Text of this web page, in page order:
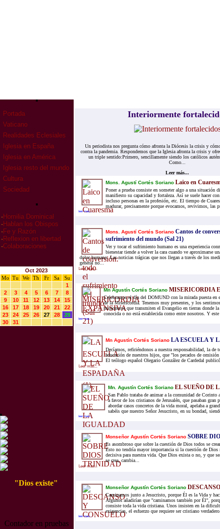
Portada
Vaticano
Realidades Eclesiales
Iglesia en España
Iglesia en América
Iglesia resto del mundo
Cultura
Sociedad
· Homilia Dominical
· Hablan los Obispos
· Fe y Razón
· Reflexion en libertad
·Colaboraciones
Oct 2023
Mo
Tu We Th Fr Sa
Su
1
2
3 4 5 6 7
8
9
10 11 12 13 14
15
16
17 18 19 20 21
22
23
24 25 26 27 28
29
30
31
"Dios existe"
Contador en pruebas
Interiormente
Un periodista nos pregunta cómo afronta la Diócesis la crisis y
contra la pandemia. Respondemos que la Iglesia afronta la crisis y
un triple sentido:Primero, sencillamente siendo los católicos
Como...
Leer más...
Mons. Agustí Cortés Soriano Laico en
Poner a prueba consiste en someter algo a una situación
manifiesto su capacidad y fortaleza. Así se suele hacer
incluso personas en la profesión, etc. El tiempo de
madurar, precisamente porque evocamos, revivimos, las
leer mas...
Mons. Agustí Cortés Soriano Cantos de
sufrimiento del mundo (Sal 21)
Ver y tocar el sufrimiento humano es una experiencia
bienestar tiende a volver la cara cuando ve aproximarse
dolor humano. Las noticias trágicas que nos llegan a través de los
general no...
Leer mas...
Mn Agustín Cortés Soriano MISERICORDIA
Celebramos el día del DOMUND con la mirada puesta en
de la Misericordia. Tenemos muy presentes, y los
misioneros que transmiten el Evangelio en tierras donde
conocida o no está establecida como entre nosotros. Y
leer mas...
Mn Agustín Cortés Soriano LA ESCUELA Y
Decíamos, refiriéndonos a nuestra responsabilidad, la de
educación de nuestros hijos, que "los pecados de omisión
El teólogo español Olegario González de Cardedal
Leer mas...
Mn. Agustín Cortés Soriano EL SUEÑO DE
San Pablo trataba de animar a la comunidad de Corinto
a favor de los cristianos de Jerusalén, que pasaban gran
abordar casos concretos de la vida moral, apelaba a
sabéis que nuestro Señor Jesucristo, en su bondad,
leer mas...
Monseñor Agustín Cortés Soriano SOBRE
Es asombroso que sobre la cuestión de Dios todos se
Esto no tendría mayor importancia si la cuestión de Dios
decisiva para nuestra vida. Que Dios exista o no, y que
se crea, cambia...
Leer mas...
Monseñor Agustín Cortés Soriano
Caminamos junto a Jesucristo, porque Él es la Vida y
Algunos añadirían que "caminamos también por Él",
consiste toda la vida cristiana. Unos insisten en la
exigencias, el esfuerzo que requiere ser cristiano
leer mas...